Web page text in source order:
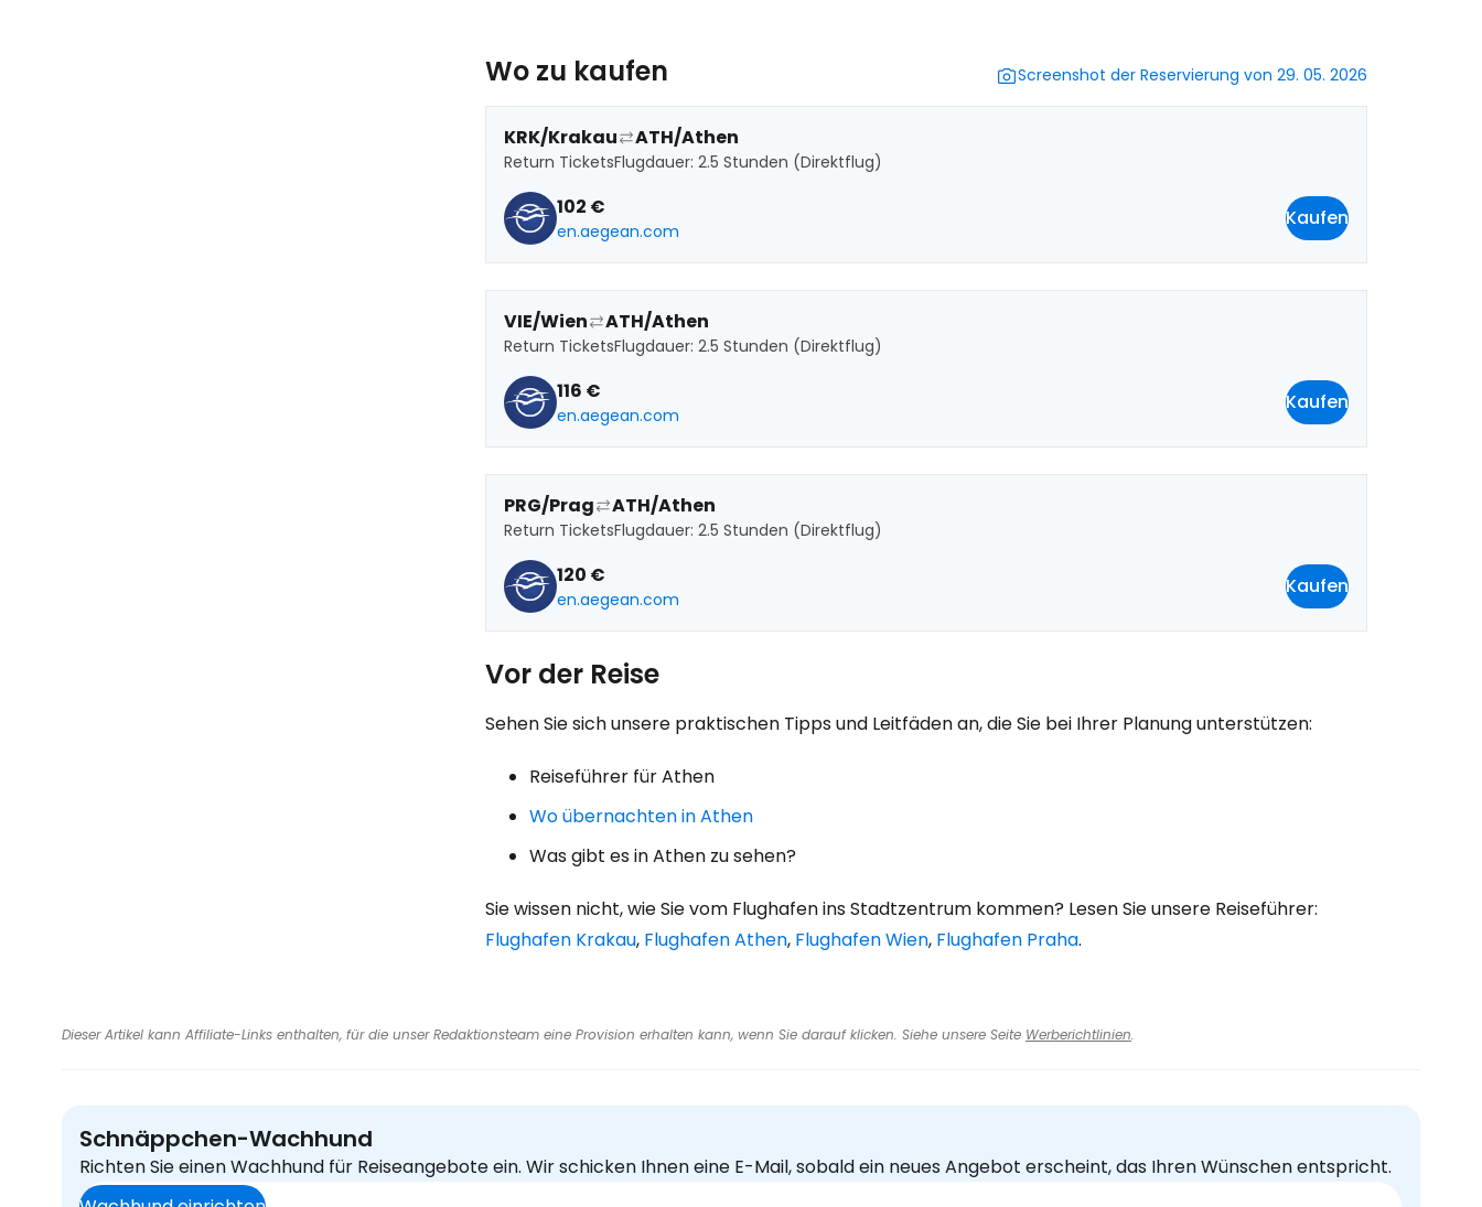
Wo zu kaufen Screenshot der Reservierung von 29. 05. 2026
KRK/Krakau ATH/Athen
Return TicketsFlugdauer: 2.5 Stunden (Direktflug)
102 €
en.aegean.com
Kaufen
VIE/Wien ATH/Athen
Return TicketsFlugdauer: 2.5 Stunden (Direktflug)
116 €
en.aegean.com
Kaufen
PRG/Prag ATH/Athen
Return TicketsFlugdauer: 2.5 Stunden (Direktflug)
120 €
en.aegean.com
Kaufen
Vor der Reise
Sehen Sie sich unsere praktischen Tipps und Leitfäden an, die Sie bei Ihrer Planung unterstützen:
Reiseführer für Athen
Wo übernachten in Athen
Was gibt es in Athen zu sehen?
Sie wissen nicht, wie Sie vom Flughafen ins Stadtzentrum kommen? Lesen Sie unsere Reiseführer:
Flughafen Krakau, Flughafen Athen, Flughafen Wien, Flughafen Praha.
Dieser Artikel kann Affiliate-Links enthalten, für die unser Redaktionsteam eine Provision erhalten kann, wenn Sie darauf klicken. Siehe unsere Seite Werberichtlinien.
Schnäppchen-Wachhund
Richten Sie einen Wachhund für Reiseangebote ein. Wir schicken Ihnen eine E-Mail, sobald ein neues Angebot erscheint, das Ihren Wünschen entspricht.